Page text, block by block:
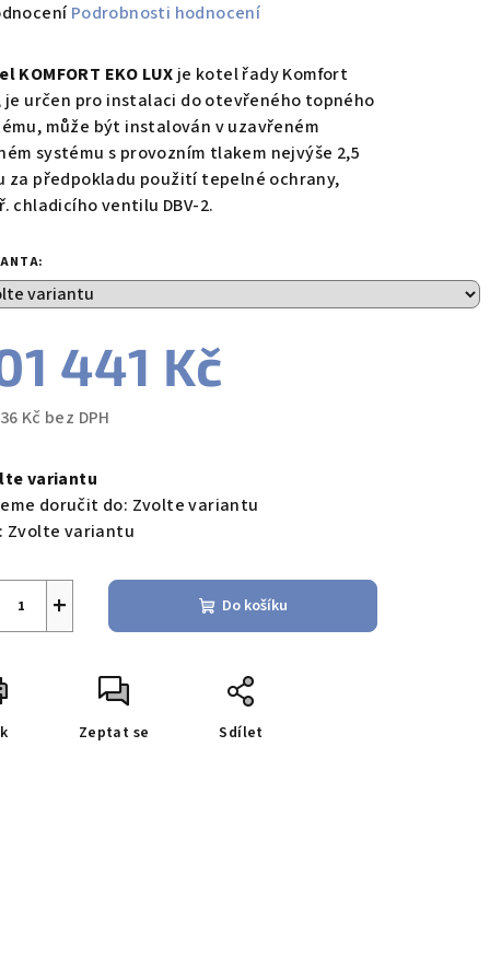
Podrobnosti hodnocení
KOMFORT EKO LUX je kotel řady Komfort
je určen pro instalaci do otevřeného topného
může být instalován v uzavřeném
systému s provozním tlakem nejvýše 2,5
za předpokladu použití tepelné ochrany,
chladicího ventilu DBV-2.
441 Kč
Kč bez DPH
variantu
doručit do: Zvolte variantu
Zvolte variantu
+ Do košíku
Zeptat se Sdílet